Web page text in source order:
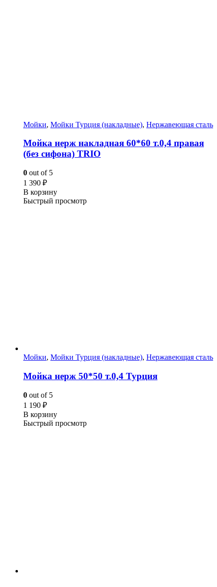
Мойки, Мойки Турция (накладные), Нержавеющая сталь
Мойка нерж накладная 60*60 т.0,4 правая
(без сифона) TRIO
0 out of 5
1 390 ₽
В корзину
Быстрый просмотр
Мойки, Мойки Турция (накладные), Нержавеющая сталь
Мойка нерж 50*50 т.0,4 Турция
0 out of 5
1 190 ₽
В корзину
Быстрый просмотр